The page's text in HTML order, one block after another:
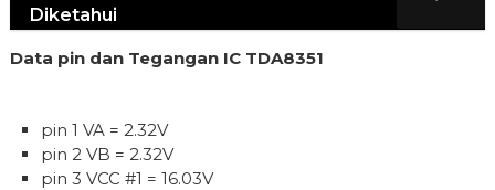
Diketahui
Data pin dan Tegangan IC TDA8351
pin 1 VA = 2.32V
pin 2 VB = 2.32V
pin 3 VCC #1 = 16.03V